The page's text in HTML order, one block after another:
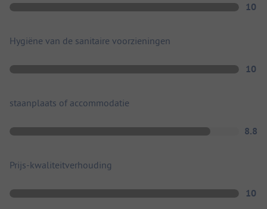
10
Hygiëne van de sanitaire voorzieningen
10
staanplaats of accommodatie
8.8
Prijs-kwaliteitverhouding
10